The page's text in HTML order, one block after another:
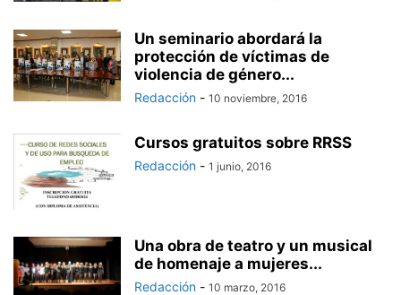
Un seminario abordará la
protección de víctimas de
violencia de género...
Redacción - 10 noviembre, 2016
Cursos gratuitos sobre RRSS
Redacción - 1 junio, 2016
Una obra de teatro y un musical
de homenaje a mujeres...
Redacción - 10 marzo, 2016